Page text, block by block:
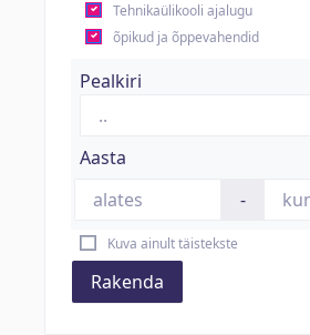
Tehnikaülikooli ajalugu
õpikud ja õppevahendid
Pealkiri
Aasta
-
Kuva ainult täistekste
Rakenda